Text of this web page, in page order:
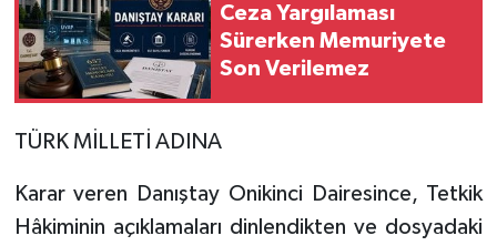
Ceza Yargılaması
Sürerken Memuriyete
Son Verilemez
TÜRK MİLLETİ ADINA
Karar veren Danıştay Onikinci Dairesince, Tetkik
Hâkiminin açıklamaları dinlendikten ve dosyadaki